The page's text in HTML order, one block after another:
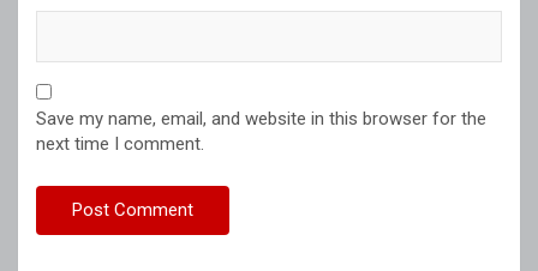
Save my name, email, and website in this browser for the
next time I comment.